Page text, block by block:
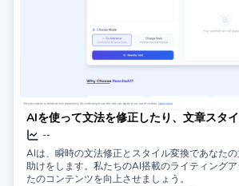
AIを使って文法を修正したり、文章スタ
る --
AIは、瞬時の文法修正とスタイル変換であなた
助けをします。私たちのAI搭載のライティング
たのコンテンツを向上させましょう。